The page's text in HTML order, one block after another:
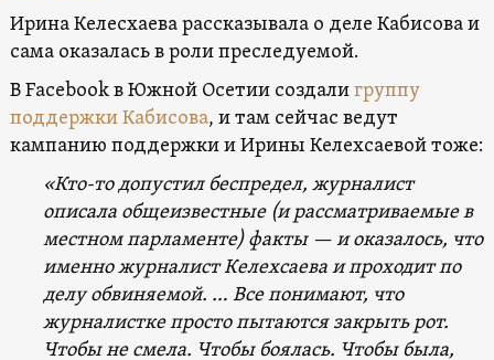
Ирина Келесхаева рассказывала о деле Кабисова и
сама оказалась в роли преследуемой.
В Facebook в Южной Осетии создалигруппу
поддержки Кабисова, и там сейчас ведут
кампанию поддержки и Ирины Келехсаевой тоже:
«Кто-то допустил беспредел, журналист
описала общеизвестные (и рассматриваемые в
местном парламенте) факты — и оказалось, что
именно журналист Келехсаева и проходит по
делу обвиняемой. … Все понимают, что
журналистке просто пытаются закрыть рот.
Чтобы не смела. Чтобы боялась. Чтобы была,